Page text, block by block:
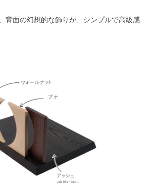
背面の幻想的な飾りが、シンプルで高級感